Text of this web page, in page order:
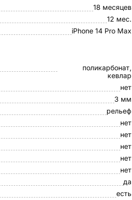
18 месяцев
12 мес.
iPhone 14 Pro Max
поликарбонат,
кевлар
нет
3 мм
рельеф
нет
нет
нет
нет
нет
да
есть